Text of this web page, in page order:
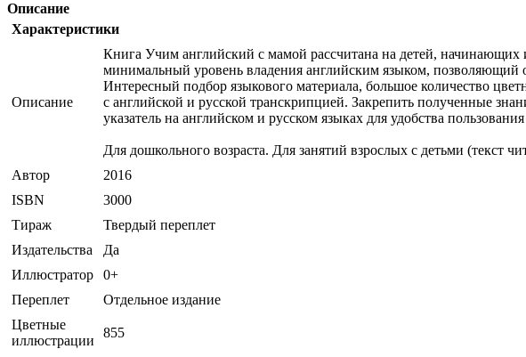
Описание
Характеристики
Описание
Книга Учим английский с мамой рассчитана на детей,
минимальный уровень владения английским языком, позволяющий
Интересный подбор языкового материала, большое количество
с английской и русской транскрипцией. Закрепить полученные
указатель на английском и русском языках для удобства
Для дошкольного возраста. Для занятий взрослых с детьми (текст
Автор
2016
ISBN
3000
Тираж
Твердый переплет
Издательства
Да
Иллюстратор
0+
Переплет
Отдельное издание
Цветные
иллюстрации
855